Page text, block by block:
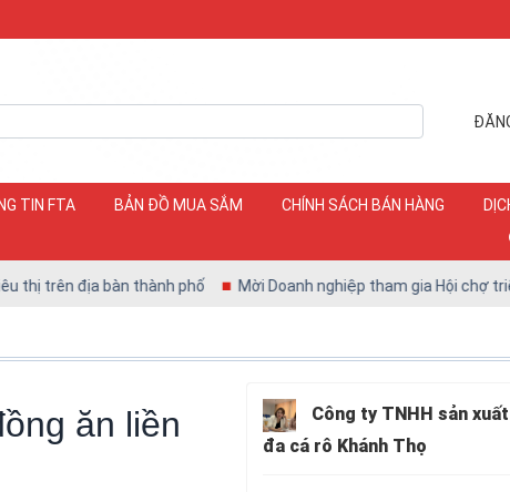
TIN FTA BẢN ĐỒ MUA SẮM CHÍNH SÁCH BÁN HÀNG
trên địa bàn thành phố Mời Doanh nghiệp tham gia Hội chợ triển
ăn liền
Công ty TNHH sản
đa cá rô Khánh Thọ